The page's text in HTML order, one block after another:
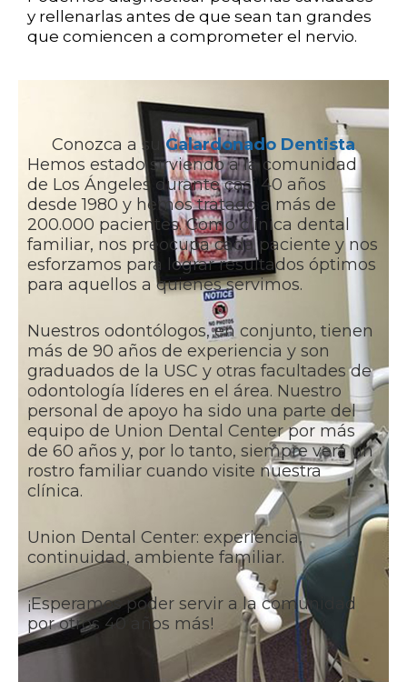
y rellenarlas antes de que sean tan grandes
que comiencen a comprometer el nervio.
Conozca a suGalardonado Dentista
Hemos estado sirviendo a la comunidad
de Los Ángeles durante casi 40 años
desde 1980 y hemos tratado a más de
200.000 pacientes. Como clínica dental
familiar, nos preocupa cada paciente y nos
esforzamos para lograr resultados óptimos
para aquellos a quienes servimos.
Nuestros odontólogos, en conjunto, tienen
más de 90 años de experiencia y son
graduados de la USC y otras facultades de
odontología líderes en el área. Nuestro
personal de apoyo ha sido una parte del
equipo de Union Dental Center por más
de 60 años y, por lo tanto, siempre verá un
rostro familiar cuando visite nuestra
clínica.
Union Dental Center: experiencia,
continuidad, ambiente familiar.
¡Esperamos poder servir a la comunidad
por otros 40 años más!